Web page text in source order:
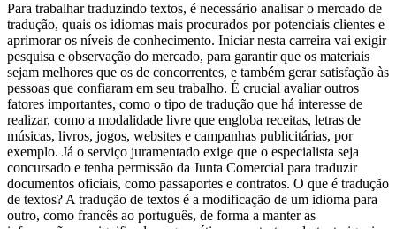
Para trabalhar traduzindo textos, é necessário analisar o mercado de
tradução, quais os idiomas mais procurados por potenciais clientes e
aprimorar os níveis de conhecimento. Iniciar nesta carreira vai exigir
pesquisa e observação do mercado, para garantir que os materiais
sejam melhores que os de concorrentes, e também gerar satisfação às
pessoas que confiaram em seu trabalho. É crucial avaliar outros
fatores importantes, como o tipo de tradução que há interesse de
realizar, como a modalidade livre que engloba receitas, letras de
músicas, livros, jogos, websites e campanhas publicitárias, por
exemplo. Já o serviço juramentado exige que o especialista seja
concursado e tenha permissão da Junta Comercial para traduzir
documentos oficiais, como passaportes e contratos. O que é tradução
de textos? A tradução de textos é a modificação de um idioma para
outro, como francês ao português, de forma a manter as